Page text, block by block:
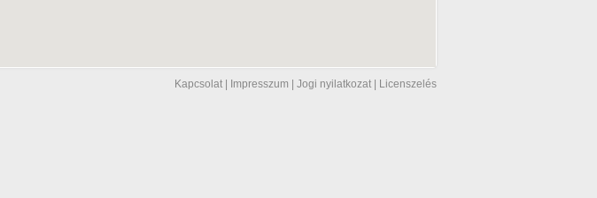
Kapcsolat Impresszum Jogi nyilatkozat Licenszelés